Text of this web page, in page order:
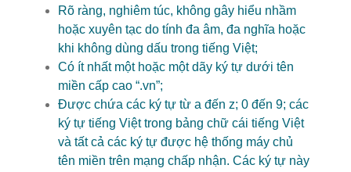
Rõ ràng, nghiêm túc, không gây hiểu nhầm
hoặc xuyên tạc do tính đa âm, đa nghĩa hoặc
khi không dùng dấu trong tiếng Việt;
Có ít nhất một hoặc một dãy ký tự dưới tên
miền cấp cao “.vn”;
Được chứa các ký tự từ a đến z; 0 đến 9; các
ký tự tiếng Việt trong bảng chữ cái tiếng Việt
và tất cả các ký tự được hệ thống máy chủ
tên miền trên mạng chấp nhận. Các ký tự này